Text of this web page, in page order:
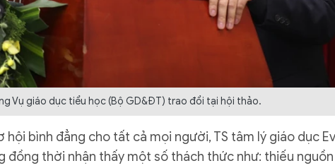
Vụ giáo dục tiểu học (Bộ GD&ĐT) trao đổi tại hội thảo.
bình đẳng cho tất cả mọi người, TS tâm lý giáo dục
đồng thời nhận thấy một số thách thức như: thiếu